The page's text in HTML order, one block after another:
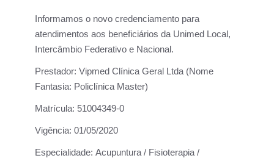
Informamos o novo credenciamento para
atendimentos aos beneficiários da Unimed Local,
Intercâmbio Federativo e Nacional.
Prestador: Vipmed Clínica Geral Ltda (Nome
Fantasia: Policlínica Master)
Matrícula: 51004349-0
Vigência: 01/05/2020
Especialidade: Acupuntura / Fisioterapia /